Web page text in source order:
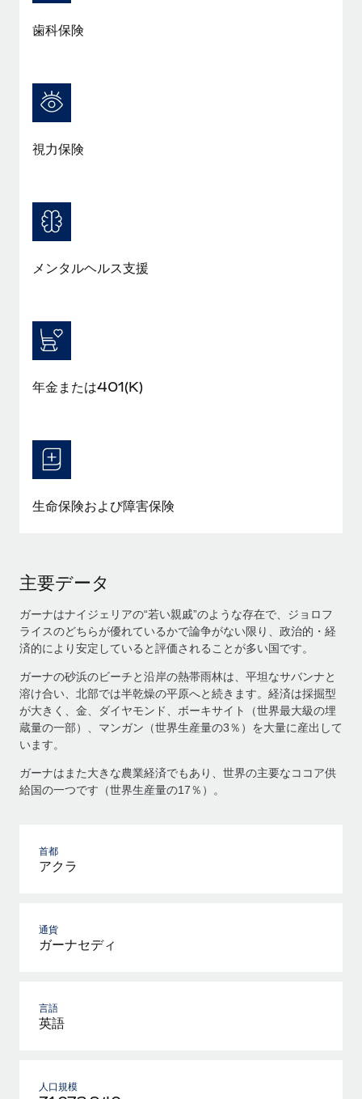
詳細を見る
歯科保険
視力保険
メンタルヘルス支援
年金または401(K)
生命保険および障害保険
主要データ
ガーナはナイジェリアの“若い親戚”のような存在で、ジョロフ
ライスのどちらが優れているかで論争がない限り、政治的・経
済的により安定していると評価されることが多い国です。
ガーナの砂浜のビーチと沿岸の熱帯雨林は、平坦なサバンナと
溶け合い、北部では半乾燥の平原へと続きます。経済は採掘型
が大きく、金、ダイヤモンド、ボーキサイト（世界最大級の埋
蔵量の一部）、マンガン（世界生産量の3％）を大量に産出して
います。
ガーナはまた大きな農業経済でもあり、世界の主要なココア供
給国の一つです（世界生産量の17％）。
首都
アクラ
通貨
ガーナセディ
言語
英語
人口規模